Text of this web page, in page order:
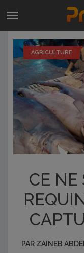
AGRICULTURE
CE NE
PARZAINEB